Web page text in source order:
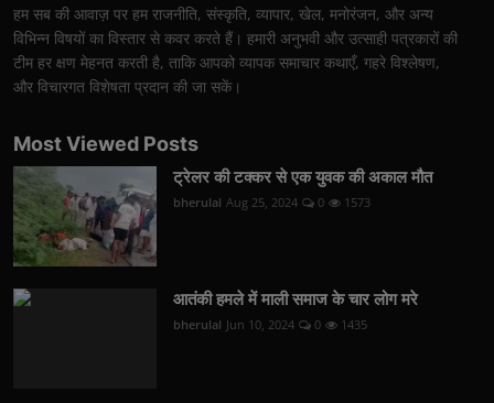
हम सब की आवाज़ पर हम राजनीति, संस्कृति, व्यापार, खेल, मनोरंजन, और अन्य
विभिन्न विषयों का विस्तार से कवर करते हैं। हमारी अनुभवी और उत्साही पत्रकारों की
टीम हर क्षण मेहनत करती है, ताकि आपको व्यापक समाचार कथाएँ, गहरे विश्लेषण,
और विचारगत विशेषता प्रदान की जा सकें।
Most Viewed Posts
ट्रेलर की टक्कर से एक युवक की अकाल मौत
bherulal Aug 25, 2024 0 1573
आतंकी हमले में माली समाज के चार लोग मरे
bherulal Jun 10, 2024 0 1435